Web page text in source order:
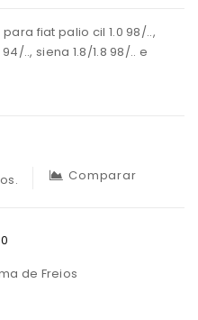
fiat palio cil 1.0 98/..,
.., siena 1.8/1.8 98/.. e
Comparar
de Freios